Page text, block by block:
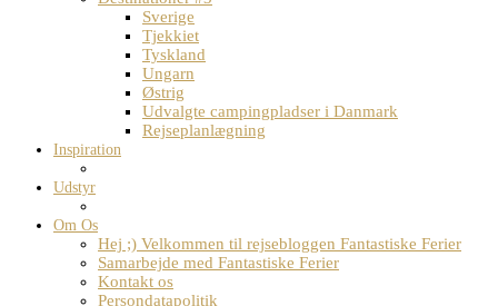
Sverige
Tjekkiet
Tyskland
Ungarn
Østrig
Udvalgte campingpladser i Danmark
Rejseplanlægning
Inspiration
Udstyr
Om Os
Hej ;) Velkommen til rejsebloggen Fantastiske Ferier
Samarbejde med Fantastiske Ferier
Kontakt os
Persondatapolitik